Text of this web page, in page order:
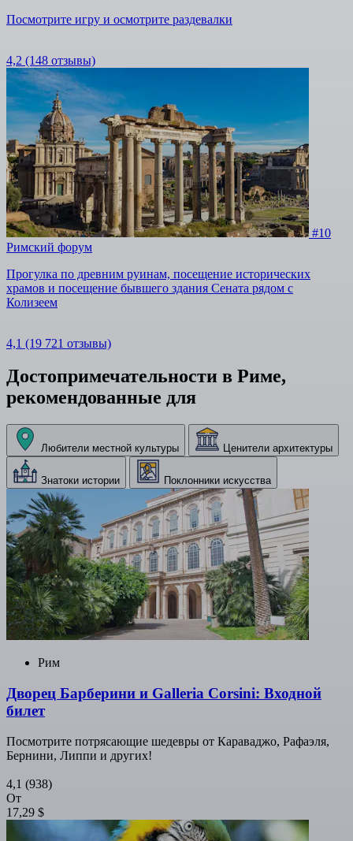
Посмотрите игру и осмотрите раздевалки
4,2 (148 отзывы)
#10
Римский форум
Прогулка по древним руинам, посещение исторических
храмов и посещение бывшего здания Сената рядом с
Колизеем
4,1 (19 721 отзывы)
Достопримечательности в Риме,
рекомендованные для
Любители местной культуры Ценители архитектуры
Знатоки истории Поклонники искусства
Рим
Дворец Барберини и Galleria Corsini: Входной
билет
Посмотрите потрясающие шедевры от Караваджо, Рафаэля,
Бернини, Липпи и других!
4,1 (938)
От
17,29 $